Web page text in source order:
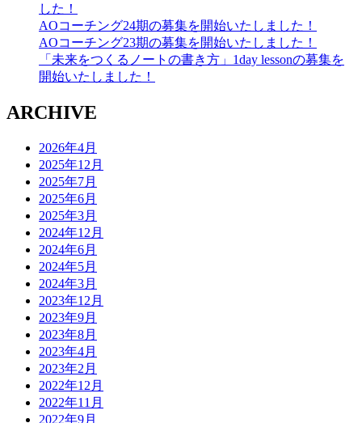
した！
AOコーチング24期の募集を開始いたしました！
AOコーチング23期の募集を開始いたしました！
「未来をつくるノートの書き方」1day lessonの募集を
開始いたしました！
ARCHIVE
2026年4月
2025年12月
2025年7月
2025年6月
2025年3月
2024年12月
2024年6月
2024年5月
2024年3月
2023年12月
2023年9月
2023年8月
2023年4月
2023年2月
2022年12月
2022年11月
2022年9月